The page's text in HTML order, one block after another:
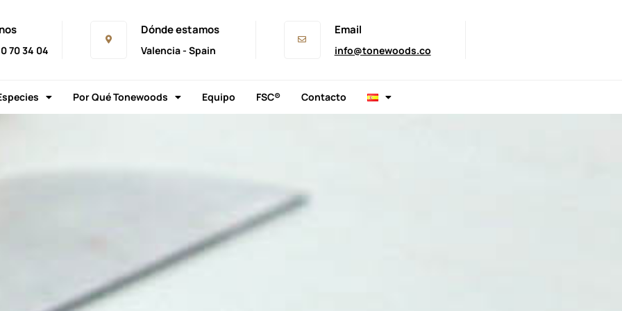
70 34 04
Dónde estamos
Valencia - Spain
Email
info@tonewoods.co
Por Qué Tonewoods Equipo FSC® Contacto